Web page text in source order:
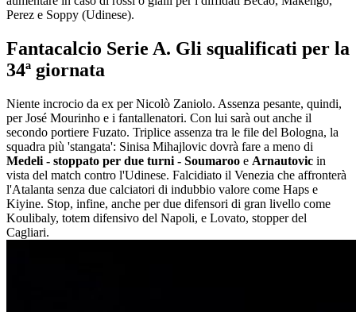
Perez e Soppy (Udinese).
Fantacalcio Serie A. Gli squalificati per la
34ª giornata
Niente incrocio da ex per Nicolò Zaniolo. Assenza pesante, quindi,
per José Mourinho e i fantallenatori. Con lui sarà out anche il
secondo portiere Fuzato. Triplice assenza tra le file del Bologna, la
squadra più 'stangata': Sinisa Mihajlovic dovrà fare a meno di
Medeli - stoppato per due turni - Soumaroo e Arnautovic in
vista del match contro l'Udinese. Falcidiato il Venezia che affronterà
l'Atalanta senza due calciatori di indubbio valore come Haps e
Kiyine. Stop, infine, anche per due difensori di gran livello come
Koulibaly, totem difensivo del Napoli, e Lovato, stopper del
Cagliari.